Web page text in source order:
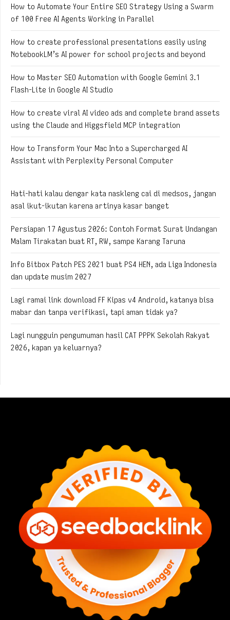
How to Automate Your Entire SEO Strategy Using a Swarm
of 100 Free AI Agents Working in Parallel
How to create professional presentations easily using
NotebookLM’s AI power for school projects and beyond
How to Master SEO Automation with Google Gemini 3.1
Flash-Lite in Google AI Studio
How to create viral AI video ads and complete brand assets
using the Claude and Higgsfield MCP integration
How to Transform Your Mac Into a Supercharged AI
Assistant with Perplexity Personal Computer
Hati-hati kalau dengar kata naskleng cai di medsos, jangan
asal ikut-ikutan karena artinya kasar banget
Persiapan 17 Agustus 2026: Contoh Format Surat Undangan
Malam Tirakatan buat RT, RW, sampe Karang Taruna
Info Bitbox Patch PES 2021 buat PS4 HEN, ada Liga Indonesia
dan update musim 2027
Lagi ramai link download FF Kipas v4 Android, katanya bisa
mabar dan tanpa verifikasi, tapi aman tidak ya?
Lagi nungguin pengumuman hasil CAT PPPK Sekolah Rakyat
2026, kapan ya keluarnya?